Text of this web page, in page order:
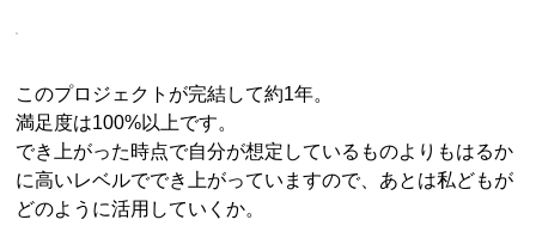
このプロジェクトが完結して約1年。
満足度は100%以上です。
でき上がった時点で自分が想定しているものよりもはるか
に高いレベルででき上がっていますので、あとは私どもが
どのように活用していくか。